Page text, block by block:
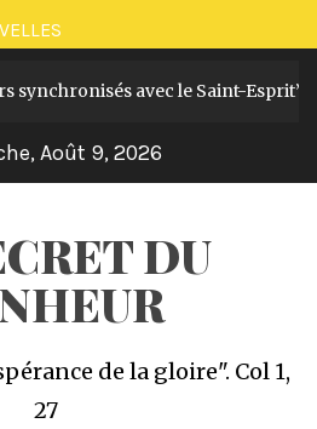
avec le Saint-Esprit”
Août 9, 2026
DU
de la gloire". Col 1,
27